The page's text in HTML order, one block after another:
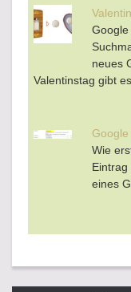
neues
Valentinstag gibt
Wie
Eintrag
eines